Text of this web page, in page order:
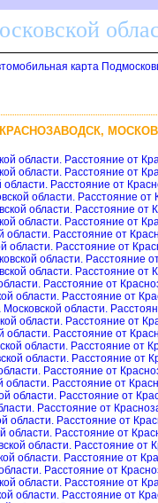
карта
КРАСНОЗАВОДСК,
области. Расстояние от
области. Расстояние от
Расстояние от
области. Расстояние
области. Расстояние от
области. Расстояние от
области. Расстояние от
области. Расстояние от
области. Расстояние
области. Расстояние от
Расстояние от
области. Расстояние от
области.
области. Расстояние от
области. Расстояние от
области. Расстояние от
области. Расстояние от
Расстояние от
области. Расстояние от
области. Расстояние от
Расстояние от
области. Расстояние от
области. Расстояние от
области. Расстояние от
области. Расстояние от
Расстояние от
области. Расстояние от
области. Расстояние от